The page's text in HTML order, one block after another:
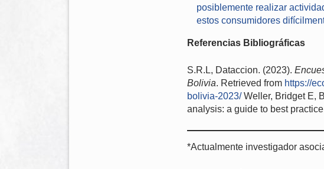
posiblemente realizar
estos consumidores
Referencias Bibliográficas
S.R.L, Dataccion. (2023).
Bolivia. Retrieved from https://
bolivia-2023/Weller, Bridget E,
analysis: a guide to best
*Actualmente investigador